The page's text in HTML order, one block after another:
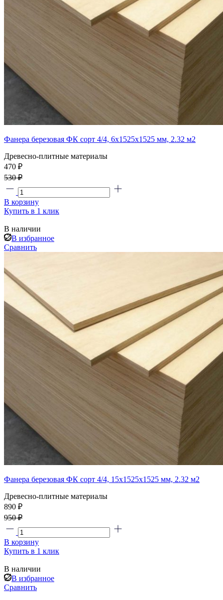
Фанера березовая ФК сорт 4/4, 6х1525х1525 мм, 2.32 м2
Древесно-плитные материалы
470 ₽
530 ₽
В корзину
Купить в 1 клик
В наличии
В избранное
Сравнить
Фанера березовая ФК сорт 4/4, 15х1525х1525 мм, 2.32 м2
Древесно-плитные материалы
890 ₽
950 ₽
В корзину
Купить в 1 клик
В наличии
В избранное
Сравнить